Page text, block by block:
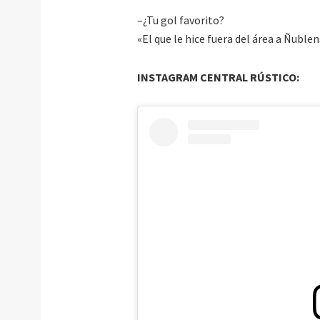
–¿Tu gol favorito?
«El que le hice fuera del área a
INSTAGRAM CENTRAL RÚSTICO: